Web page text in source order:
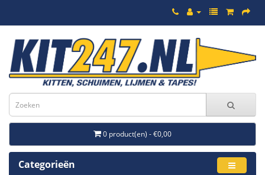
0 product(en) - €0,00
Categorieën